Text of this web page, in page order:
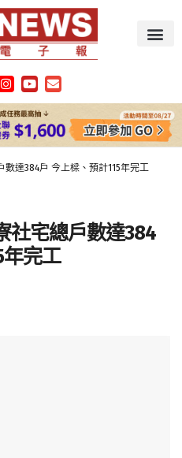
達384戶 今上樑、預計115年完工
社宅總戶數達384
年完工